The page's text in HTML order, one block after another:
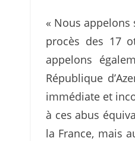
« Nous
procès des 17
appelons
République
immédiate et
à ces abus
la France, mais